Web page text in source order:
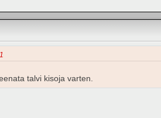
talvi kisoja varten.